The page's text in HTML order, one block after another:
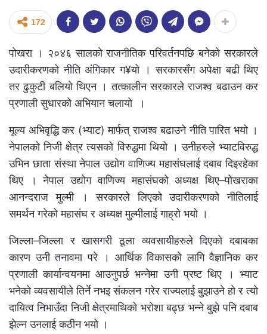
172
पोखरा । २०४६ सालको राजनीतिक परिवर्तनपछि बनेको सरकारले
उदारीकरणको नीति अंगिकार ग¥यो । सरकारसँग अपेक्षा बढी थिए
तर ढुकुटी बलियो थिएन । तत्कालीन सरकारले राजश्व बढाउन कर
प्रणाली सुधारको अभियान चलायो ।
मूल्य अभिवृद्धि कर (भ्याट) मार्फत् राजश्व बढाउने नीति पारित भयो ।
नेपालको निजी क्षेत्र त्यसको विरुद्धमा थियो । उनीहरुले भ्याटविरुद्ध
उभिन छाता संस्था नेपाल उद्योग वाणिज्य महासंघलाई दबाब दिइरहेका
थिए । नेपाल उद्योग वाणिज्य महासंघको अध्यक्ष थिए–पोखराका
आनन्दराज मुल्मी । सरकारले लिएको उदारीकरणको नीतिलाई
समर्थन गरेको महासंघ र अध्यक्ष मुल्मीलाई गाह्रो भयो ।
जिल्ला–जिल्ला र खासगरी ठूला व्यवसायीहरुले दिएको दबाबका
कारण उनी तनावमा परे । आर्थिक विकासको लागि वैज्ञानिक कर
प्रणाली कार्यान्वयनमा आउनुपर्छ भन्नेमा उनी प्रष्ट थिए । भ्याट
भनेको व्यवसायीले तिर्ने नभइ संकलन गरेर राज्यलाई बुझाउने हो र त्यो
दायित्व निभाउँदा निजी क्षेत्रमाथिको भरोशा बढ्छ भन्ने बुझे पनि दबाब
झेल्न उनलाई कठीन भयो ।